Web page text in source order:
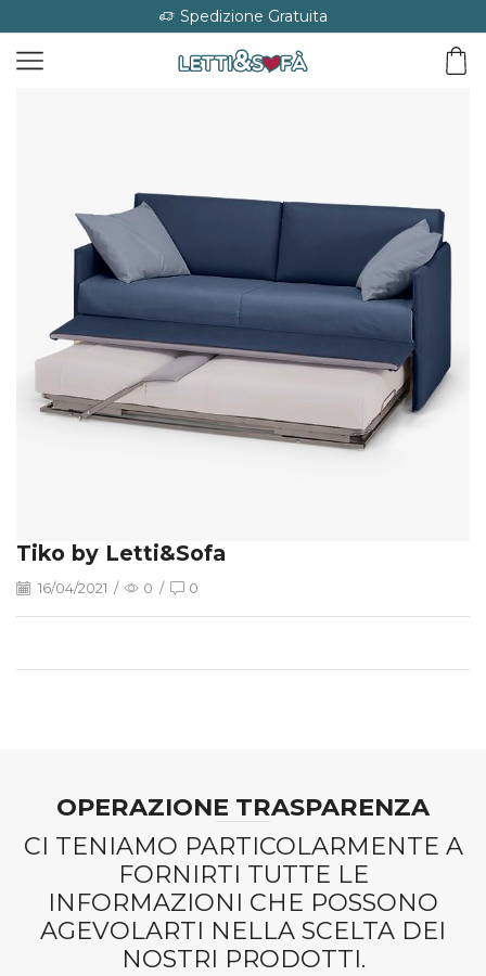
Spedizione Gratuita
Tiko by Letti&Sofa
16/04/2021 / 0 / 0
OPERAZIONE TRASPARENZA
CI TENIAMO PARTICOLARMENTE A
FORNIRTI TUTTE LE
INFORMAZIONI CHE POSSONO
AGEVOLARTI NELLA SCELTA DEI
NOSTRI PRODOTTI.